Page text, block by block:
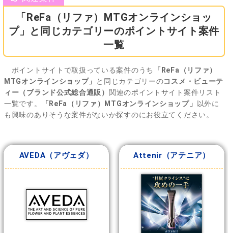
「ReFa（リファ）MTGオンラインショッ
プ」と同じカテゴリーのポイントサイト案件
一覧
ポイントサイトで取扱っている案件のうち
「ReFa（リファ）
MTGオンラインショップ」
と同じカテゴリーのコスメ・ビューテ
ィー（ブランド公式総合通販） 関連のポイントサイト案件リスト
一覧です。
「ReFa（リファ）MTGオンラインショップ」
以外に
も興味のありそうな案件がないか探すのにお役立てください。
AVEDA（アヴェダ） Attenir（アテニア）